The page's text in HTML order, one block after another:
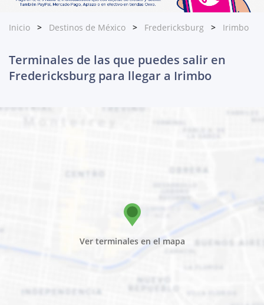
Inicio Destinos de México Fredericksburg Irimbo
Terminales de las que puedes salir en
Fredericksburg para llegar a Irimbo
Ver terminales en el mapa